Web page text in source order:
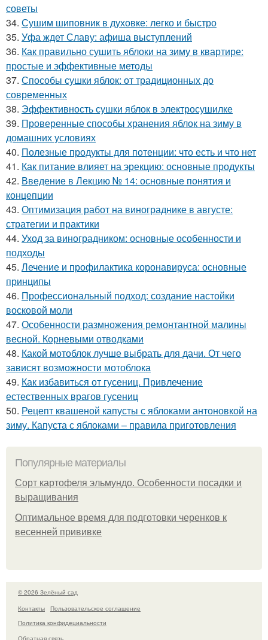
советы
34. Сушим шиповник в духовке: легко и быстро
35. Уфа ждет Славу: афиша выступлений
36. Как правильно сушить яблоки на зиму в квартире:
простые и эффективные методы
37. Способы сушки яблок: от традиционных до
современных
38. Эффективность сушки яблок в электросушилке
39. Проверенные способы хранения яблок на зиму в
домашних условиях
40. Полезные продукты для потенции: что есть и что нет
41. Как питание влияет на эрекцию: основные продукты
42. Введение в Лекцию № 14: основные понятия и
концепции
43. Оптимизация работ на винограднике в августе:
стратегии и практики
44. Уход за виноградником: основные особенности и
подходы
45. Лечение и профилактика коронавируса: основные
принципы
46. Профессиональный подход: создание настойки
восковой моли
47. Особенности размножения ремонтантной малины
весной. Корневыми отводками
48. Какой мотоблок лучше выбрать для дачи. От чего
зависят возможности мотоблока
49. Как избавиться от гусениц. Привлечение
естественных врагов гусениц
50. Рецепт квашеной капусты с яблоками антоновкой на
зиму. Капуста с яблоками – правила приготовления
Популярные материалы
Сорт картофеля эльмундо. Особенности посадки и
выращивания
Оптимальное время для подготовки черенков к
весенней прививке
© 2026 Зелёный сад
Контакты
Пользовательское соглашение
Политика конфидециальности
Обратная связь